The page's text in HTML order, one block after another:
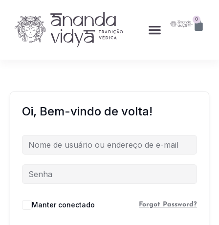
0
Oi, Bem-vindo de volta!
Manter conectado Forgot Password?